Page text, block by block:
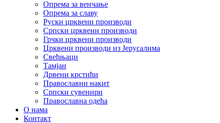
Опрема за венчање
Опрема за славу
Руски црквени производи
Српски црквени производи
Грчки црквени производи
Црквени производи из Јерусалима
Свећњаци
Тамјан
Дрвени крстићи
Православни накит
Српски сувенири
Православна одећа
О нама
Контакт